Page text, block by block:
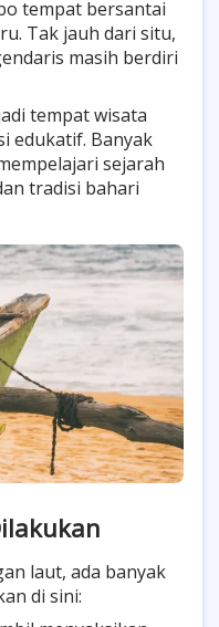
tempat bersantai
Tak jauh dari situ,
masih berdiri
tempat wisata
edukatif. Banyak
sejarah
tradisi bahari
laut, ada banyak
di sini: